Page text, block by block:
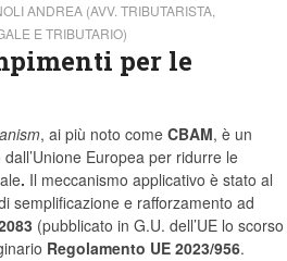
ANDREA (AVV. TRIBUTARISTA,
E TRIBUTARIO)
per le
, ai più noto come CBAM, è un
Europea per ridurre le
. Il meccanismo applicativo è stato al
semplificazione e rafforzamento ad
(pubblicato in G.U. dell’UE lo scorso
Regolamento UE 2023/956.